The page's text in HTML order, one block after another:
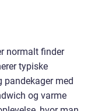
normalt finder
typiske
med
og varme